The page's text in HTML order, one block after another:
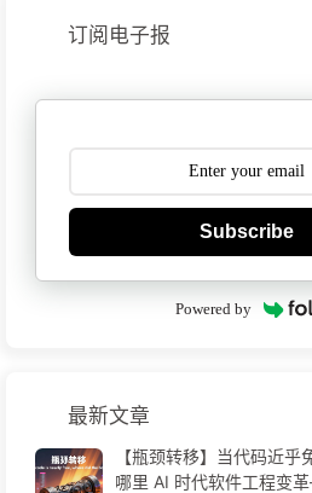
订阅电子报
Subscribe
Powered by
最新文章
【瓶颈转移】当代码近
哪里 AI 时代软件工程变